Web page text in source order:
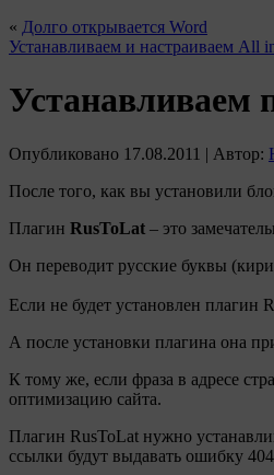
« Долго открывается Word
Устанавливаем и настраиваем All
Устанавливаем
Опубликовано 17.08.2011 | Автор:
После того, как вы установили
Плагин RusToLat – это
Он переводит русские буквы
Если не будет установлен плагин
А после установки плагина она
К тому же, если фраза в адресе
оптимизацию сайта.
Плагин RusToLat нужно
ссылки будут выдавать ошибку